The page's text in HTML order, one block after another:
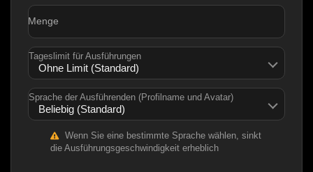
Menge
Tageslimit für Ausführungen
Sprache der Ausführenden (Profilname und Avatar)
Wenn Sie eine bestimmte Sprache wählen, sinkt
die Ausführungsgeschwindigkeit erheblich